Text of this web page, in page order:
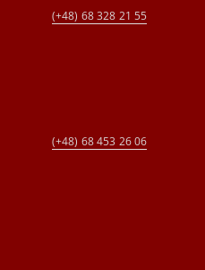
(+48) 68 328 21 55
(+48) 68 453 26 06